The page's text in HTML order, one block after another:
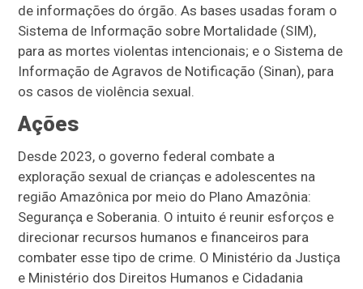
de informações do órgão. As bases usadas foram o
Sistema de Informação sobre Mortalidade (SIM),
para as mortes violentas intencionais; e o Sistema de
Informação de Agravos de Notificação (Sinan), para
os casos de violência sexual.
Ações
Desde 2023, o governo federal combate a
exploração sexual de crianças e adolescentes na
região Amazônica por meio do Plano Amazônia:
Segurança e Soberania. O intuito é reunir esforços e
direcionar recursos humanos e financeiros para
combater esse tipo de crime. O Ministério da Justiça
e Ministério dos Direitos Humanos e Cidadania